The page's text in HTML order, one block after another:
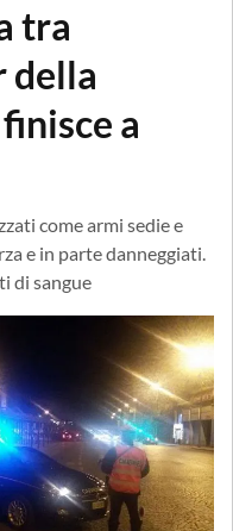
tra
della
a
come armi sedie e
e in parte danneggiati.
di sangue